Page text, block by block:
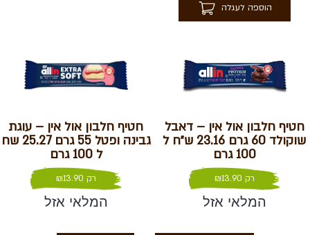
הוספה לעגלה
חטיף חלבון אול אין – דאבל
שוקולד 60 גרם 23.16 ש״ח ל
100 גרם
רק ₪13.90
המלאי אזל
חטיף חלבון אול אין – עוגת
גבינה ופטל 55 גרם 25.27 שח
ל 100 גרם
רק ₪13.90
המלאי אזל